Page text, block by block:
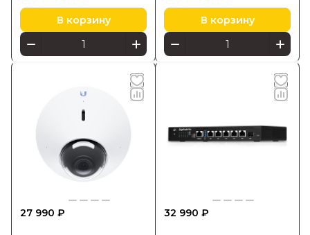
В корзину В корзину
27 990 ₽ 32 990 ₽